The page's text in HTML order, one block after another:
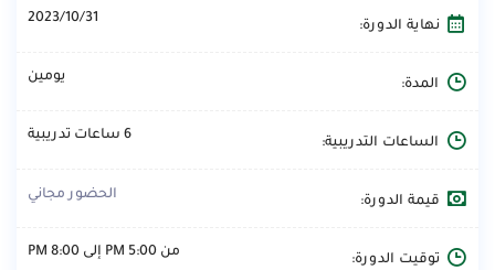
نهاية الدورة: 2023/10/31
المدة: يومين
الساعات التدريبية: 6 ساعات تدريبية
قيمة الدورة: الحضور مجاني
توقيت الدورة: من 5:00 PM إلى 8:00 PM